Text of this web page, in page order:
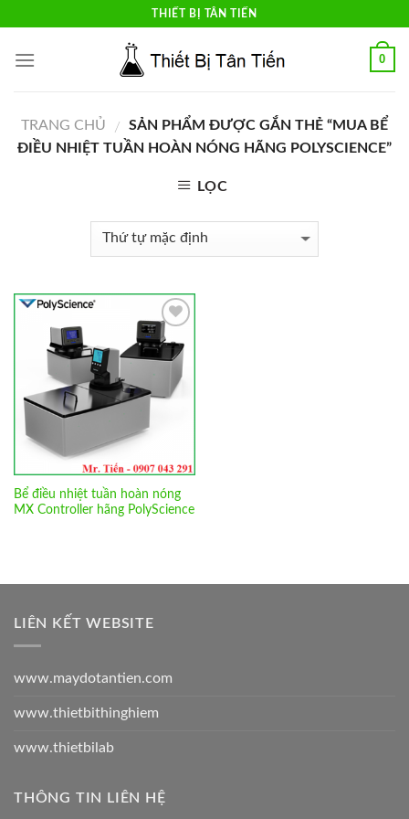
content
THIẾT BỊ TÂN TIẾN
0
TRANG CHỦ /
SẢN PHẨM ĐƯỢC GẮN THẺ “MUA BỂ
ĐIỀU NHIỆT TUẦN HOÀN NÓNG HÃNG POLYSCIENCE”
LỌC
Add to
Wishlist
Bể điều nhiệt tuần hoàn nóng
MX Controller hãng PolyScience
LIÊN KẾT WEBSITE
www.maydotantien.com
www.thietbithinghiem
www.thietbilab
THÔNG TIN LIÊN HỆ